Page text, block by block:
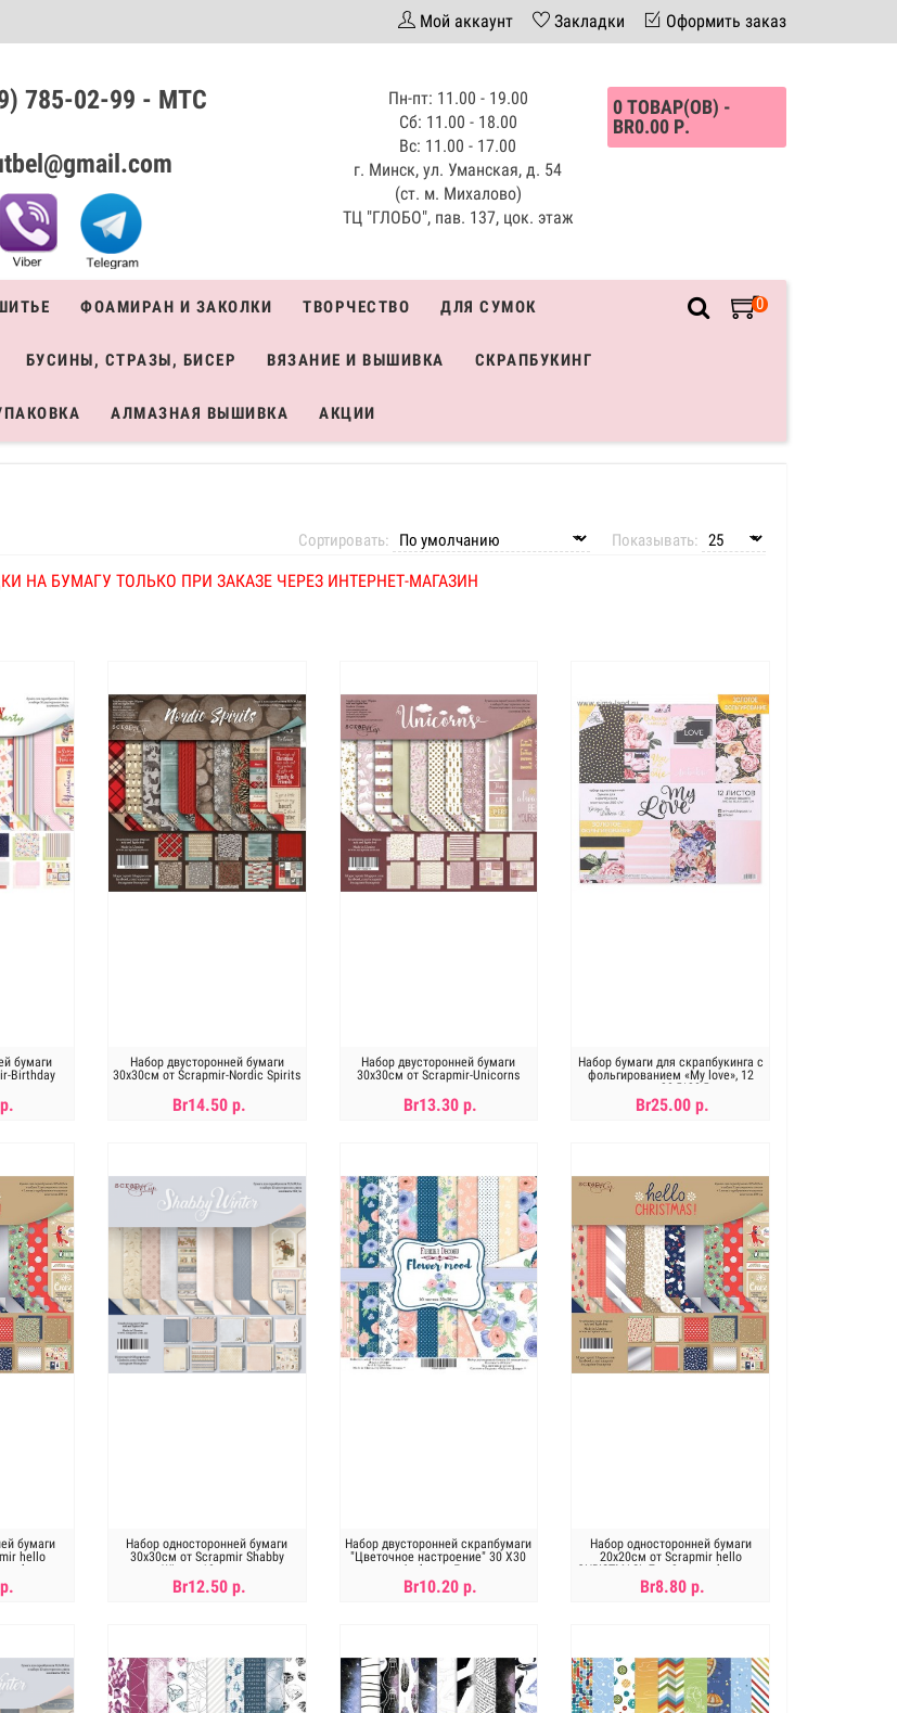
Мой аккаунт Закладки Оформить заказ
785-02-99 - МТС
Пн-пт: 11.00 - 19.00
Сб: 11.00 - 18.00
Вс: 11.00 - 17.00
г. Минск, ул. Уманская, д. 54
(ст. м. Михалово)
ТЦ "ГЛОБО", пав. 137, цок. этаж
0 ТОВАР(ОВ) -
BR0.00 Р.
0
ФОАМИРАН И ЗАКОЛКИ ТВОРЧЕСТВО ДЛЯ СУМОК
БУСИНЫ, СТРАЗЫ, БИСЕР ВЯЗАНИЕ И ВЫШИВКА СКРАПБУКИНГ
АЛМАЗНАЯ ВЫШИВКА АКЦИИ
Показывать:
Сортировать:
НА БУМАГУ ТОЛЬКО ПРИ ЗАКАЗЕ ЧЕРЕЗ ИНТЕРНЕТ-МАГАЗИН
бумаги
Birthday
Набор двусторонней бумаги
30х30см от Scrapmir-Nordic Spirits
Br14.50 р.
Набор двусторонней бумаги
30х30см от Scrapmir-Unicorns
Br13.30 р.
Набор бумаги для скрапбукинга с
фольгированием «My love», 12
листов ,30,5*30,5см
Br25.00 р.
бумаги
hello
Набор односторонней бумаги
30х30см от Scrapmir Shabby
Winter. 10листов
Br12.50 р.
Набор двусторонней скрапбумаги
"Цветочное настроение" 30 Х30
см,Фабрика Декора
Br10.20 р.
Набор односторонней бумаги
20х20см от Scrapmir hello
CHRISTMAS!. 7л +3л серебрянного
тиснения
Br8.80 р.